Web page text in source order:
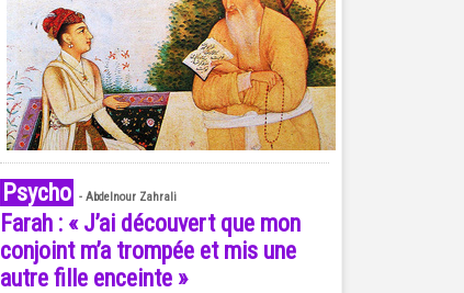
Psycho - Abdelnour Zahrali
Farah : « J’ai découvert que mon
conjoint m’a trompée et mis une
autre fille enceinte »